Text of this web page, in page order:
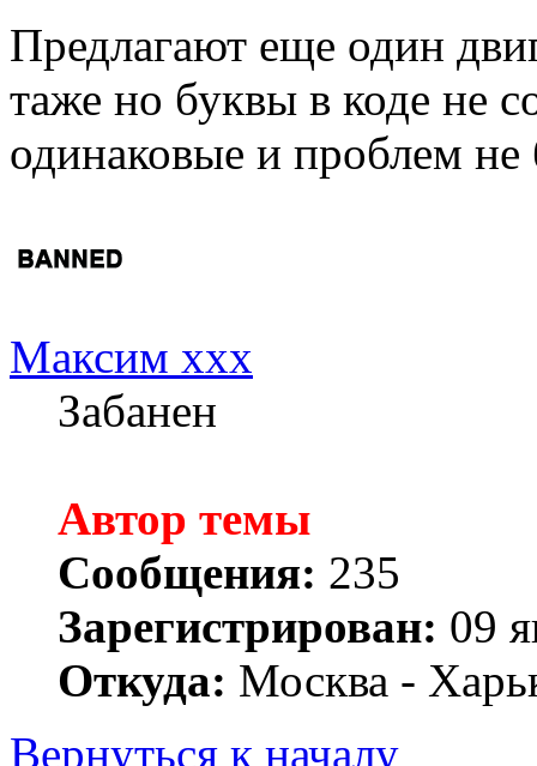
Предлагают еще один
таже но буквы в коде не
одинаковые и проблем не
Максим xxx
Забанен
Автор темы
Сообщения: 235
Зарегистрирован: 09
Откуда: Москва -
Вернуться к началу